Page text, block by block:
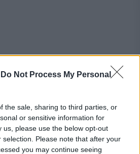
Do Not Process My Personal
the sale, sharing to third parties, or
or sensitive information for
us, please use the below opt-out
Please note that after your
you may continue seeing
noastre